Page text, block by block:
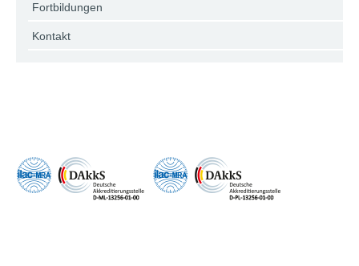
Fortbildungen
Kontakt